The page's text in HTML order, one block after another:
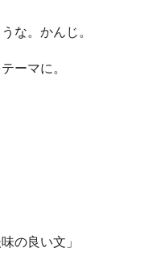
な。かんじ。
ーマに。
の良い文」